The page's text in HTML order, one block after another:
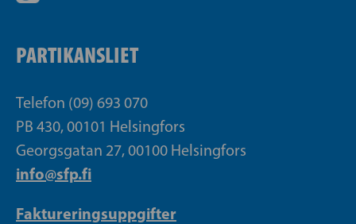
PARTIKANSLIET
Telefon (09) 693 070
PB 430, 00101 Helsingfors
Georgsgatan 27, 00100 Helsingfors
info@sfp.fi
Faktureringsuppgifter